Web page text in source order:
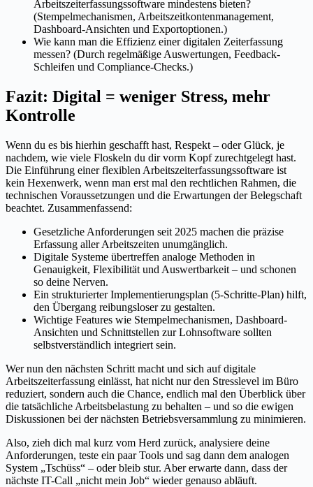
Arbeitszeiterfassungssoftware mindestens bieten?
(Stempelmechanismen, Arbeitszeitkontenmanagement,
Dashboard-Ansichten und Exportoptionen.)
Wie kann man die Effizienz einer digitalen Zeiterfassung
messen? (Durch regelmäßige Auswertungen, Feedback-
Schleifen und Compliance-Checks.)
Fazit: Digital = weniger Stress, mehr
Kontrolle
Wenn du es bis hierhin geschafft hast, Respekt – oder Glück, je
nachdem, wie viele Floskeln du dir vorm Kopf zurechtgelegt hast.
Die Einführung einer flexiblen Arbeitszeiterfassungssoftware ist
kein Hexenwerk, wenn man erst mal den rechtlichen Rahmen, die
technischen Voraussetzungen und die Erwartungen der Belegschaft
beachtet. Zusammenfassend:
Gesetzliche Anforderungen seit 2025 machen die präzise
Erfassung aller Arbeitszeiten unumgänglich.
Digitale Systeme übertreffen analoge Methoden in
Genauigkeit, Flexibilität und Auswertbarkeit – und schonen
so deine Nerven.
Ein strukturierter Implementierungsplan (5-Schritte-Plan) hilft,
den Übergang reibungsloser zu gestalten.
Wichtige Features wie Stempelmechanismen, Dashboard-
Ansichten und Schnittstellen zur Lohnsoftware sollten
selbstverständlich integriert sein.
Wer nun den nächsten Schritt macht und sich auf digitale
Arbeitszeiterfassung einlässt, hat nicht nur den Stresslevel im Büro
reduziert, sondern auch die Chance, endlich mal den Überblick über
die tatsächliche Arbeitsbelastung zu behalten – und so die ewigen
Diskussionen bei der nächsten Betriebsversammlung zu minimieren.
Also, zieh dich mal kurz vom Herd zurück, analysiere deine
Anforderungen, teste ein paar Tools und sag dann dem analogen
System „Tschüss“ – oder bleib stur. Aber erwarte dann, dass der
nächste IT-Call „nicht mein Job“ wieder genauso abläuft.